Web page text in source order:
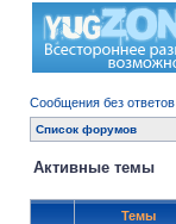
Сообщения без ответов
Список форумов
Активные темы
Темы